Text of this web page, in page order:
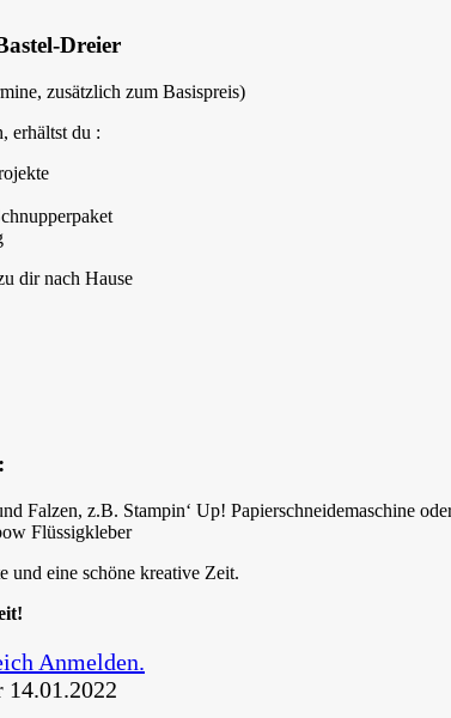
Dreier
zusätzlich zum Basispreis)
erhältst du :
dir nach Hause
Falzen, z.B. Stampin‘ Up! Papierschneidemaschine
Flüssigkleber
und eine schöne kreative Zeit.
Anmelden.
14.01.2022